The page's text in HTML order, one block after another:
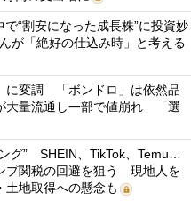
“割安になった成長株”に投資妙
が「絶好の仕込み時」と考える
に変調 「ボンドロ」は依然品
大量流通し一部で値崩れ 「選
グ” SHEIN、TikTok、Temu…
プ関税の回避を狙う 現地人を
土地取得への懸念も